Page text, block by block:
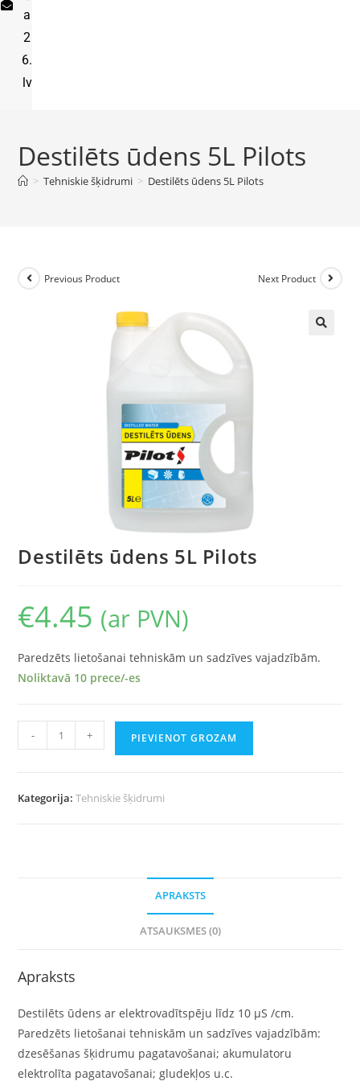
a
2
6.
lv
Destilēts ūdens 5L Pilots
> Tehniskie šķidrumi > Destilēts ūdens 5L Pilots
Previous Product Next Product
Destilēts ūdens 5L Pilots
€4.45 (ar PVN)
Paredzēts lietošanai tehniskām un sadzīves vajadzībām.
Noliktavā 10 prece/-es
- + PIEVIENOT GROZAM
Kategorija:Tehniskie šķidrumi
APRAKSTS
ATSAUKSMES (0)
Apraksts
Destilēts ūdens ar elektrovadītspēju līdz 10 µS /cm.
Paredzēts lietošanai tehniskām un sadzīves vajadzībām:
dzesēšanas šķidrumu pagatavošanai; akumulatoru
elektrolīta pagatavošanai; gludekļos u.c.